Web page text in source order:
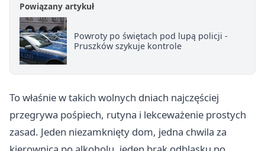
Powiązany artykuł
Powroty po świętach pod lupą policji -
Pruszków szykuje kontrole
To właśnie w takich wolnych dniach najczęściej
przegrywa pośpiech, rutyna i lekceważenie prostych
zasad. Jeden niezamknięty dom, jedna chwila za